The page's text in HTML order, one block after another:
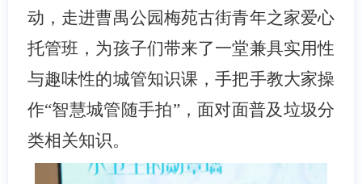
动，走进曹禺公园梅苑古街青年之家爱心
托管班，为孩子们带来了一堂兼具实用性
与趣味性的城管知识课，手把手教大家操
作“智慧城管随手拍”，面对面普及垃圾分
类相关知识。